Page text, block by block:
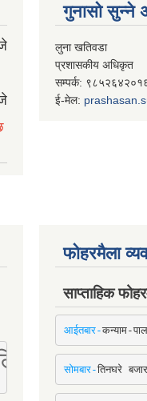
गुनासो सुन्ने
लुना खतिवडा
प्रशासकीय अधिकृत
सम्पर्क:
ई-मेल:
लि [Mobile:
फोहरमैला
साप्ताहिक
आईतबार-कन्याम-
सोमबार-तिनघरे